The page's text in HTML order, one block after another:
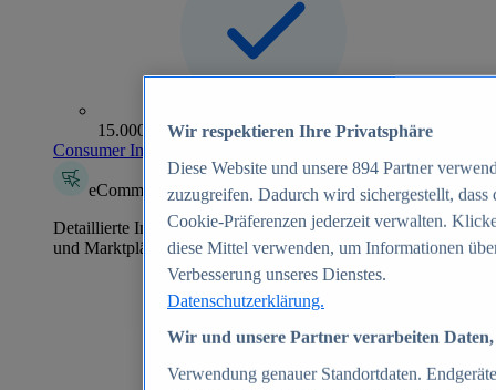
15.000+ Marken
Consumer Insights entdecken
eCommerce Insights
Detaillierte Informationen zu mehr als 39.000 Online-Shops
und Marktplätzen
Wir respektieren Ihre Privatsphäre
Diese Website und unsere 894 Partner
zuzugreifen. Dadurch wird sichergestellt,
Cookie-Präferenzen jederzeit verwalten.
diese Mittel verwenden, um Informationen
Verbesserung unseres Dienstes.
Datenschutzerklärung.
Wir und unsere Partner verarbeiten
Verwendung genauer Standortdaten.